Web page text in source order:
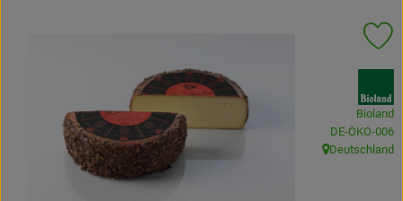
Frisches
Angebote
Bioland
, Kontrollstelle:
DE-ÖKO-006
, Herkunft:
Deutschland